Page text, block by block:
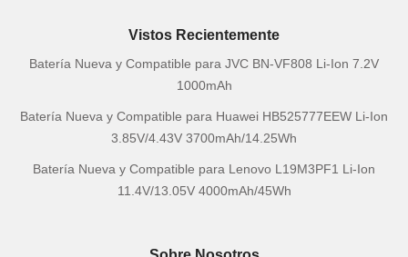
Vistos Recientemente
Batería Nueva y Compatible para JVC BN-VF808 Li-Ion 7.2V
1000mAh
Batería Nueva y Compatible para Huawei HB525777EEW Li-Ion
3.85V/4.43V 3700mAh/14.25Wh
Batería Nueva y Compatible para Lenovo L19M3PF1 Li-Ion
11.4V/13.05V 4000mAh/45Wh